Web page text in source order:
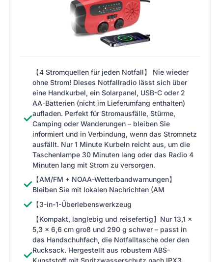
✓
【4 Stromquellen für jeden Notfall】 Nie wieder
ohne Strom! Dieses Notfallradio lässt sich über
eine Handkurbel, ein Solarpanel, USB-C oder 2
AA-Batterien (nicht im Lieferumfang enthalten)
aufladen. Perfekt für Stromausfälle, Stürme,
Camping oder Wanderungen – bleiben Sie
informiert und in Verbindung, wenn das Stromnetz
ausfällt. Nur 1 Minute Kurbeln reicht aus, um die
Taschenlampe 30 Minuten lang oder das Radio 4
Minuten lang mit Strom zu versorgen.
✓ 【AM/FM + NOAA-Wetterbandwarnungen】
Bleiben Sie mit lokalen Nachrichten (AM
✓ 【3-in-1-Überlebenswerkzeug
✓
【Kompakt, langlebig und reisefertig】Nur 13,1 x
5,3 x 6,6 cm groß und 290 g schwer – passt in
das Handschuhfach, die Notfalltasche oder den
Rucksack. Hergestellt aus robustem ABS-
Kunststoff mit Spritzwasserschutz nach IPX3.